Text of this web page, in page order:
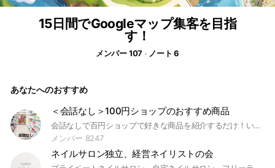
15日間でGoogleマップ集客を目指
す！
メンバー 107 ノート 6
あなたへのおすすめ
＜会話なし＞100円ショップのおすすめ商品
会話なしで百円ショップで好きな商品を紹介するだけ！いい商品に出会えますように！ #DAISO #ダイソー #seria #セリア #cando #キャンドゥ #雑貨 #ワンコイン #100均 #100円 #百均
メンバー 8247
ネイルサロン独立、経営ネイリストの会